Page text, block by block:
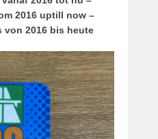
2016 uptill now –
von 2016 bis heute